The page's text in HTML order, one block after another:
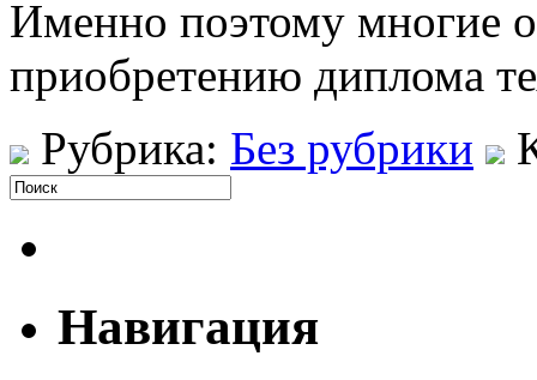
Именно поэтому многие
приобретению диплома
Рубрика: Без рубрики
Навигация